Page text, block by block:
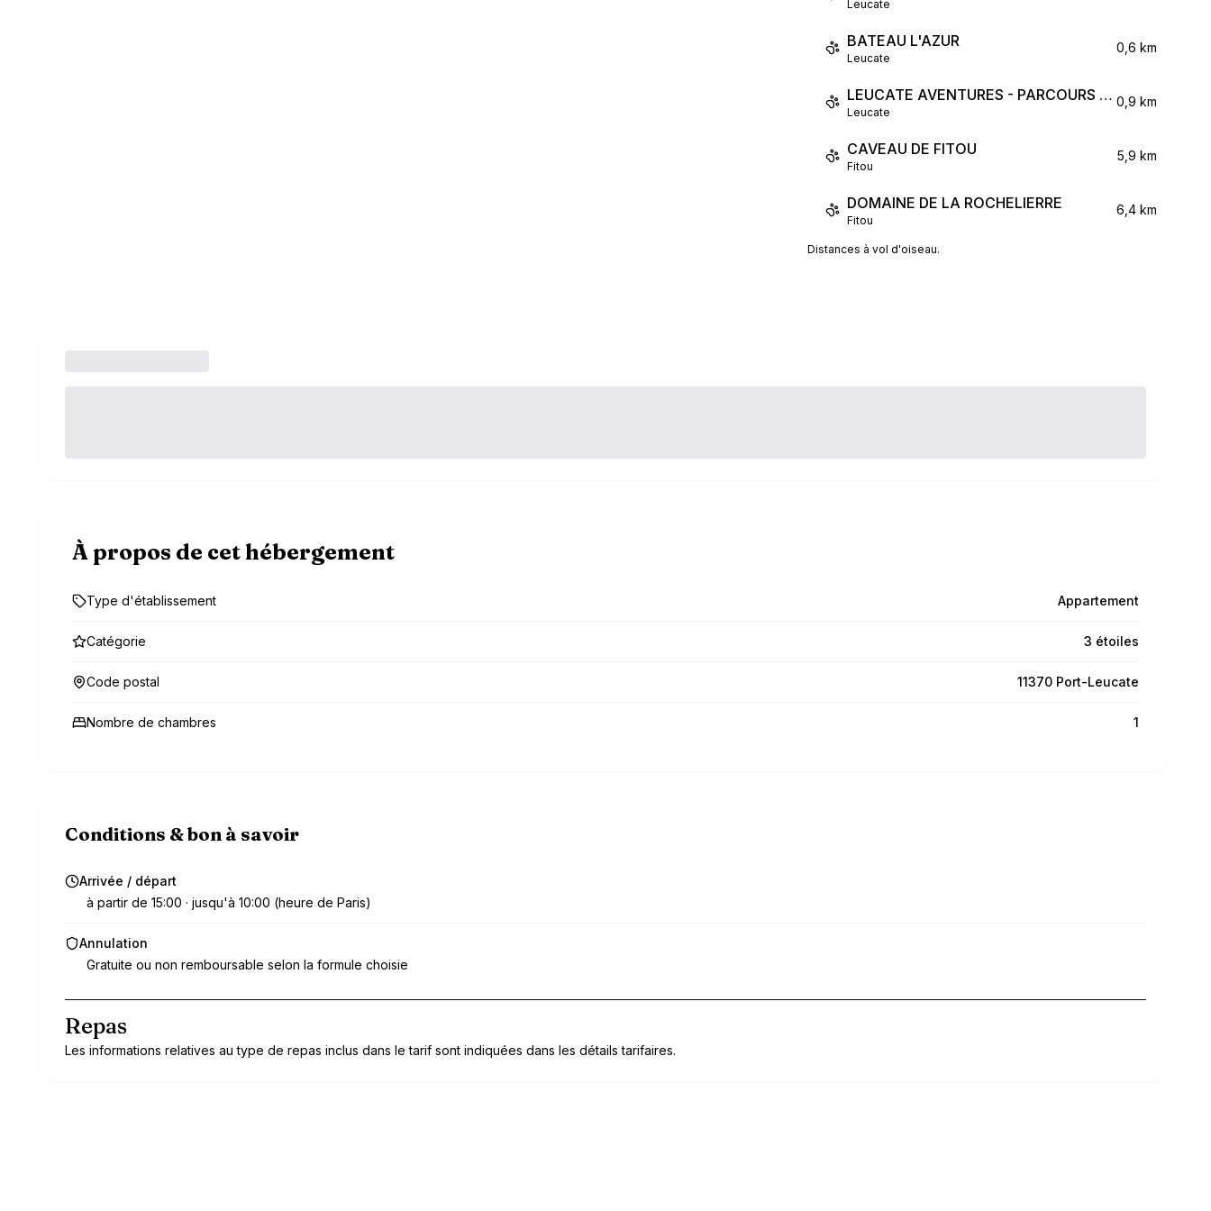
Leucate
BATEAU L'AZUR
Leucate
0,6 km
LEUCATE AVENTURES - PARCOURS ACROBATIQUE
Leucate
0,9 km
CAVEAU DE FITOU
Fitou
5,9 km
DOMAINE DE LA ROCHELIERRE
Fitou
6,4 km
Distances à vol d'oiseau.
À propos de cet hébergement
Type d'établissement Appartement
Catégorie 3 étoiles
Code postal 11370 Port-Leucate
Nombre de chambres 1
Conditions & bon à savoir
Arrivée / départ
à partir de 15:00 · jusqu'à 10:00 (heure de Paris)
Annulation
Gratuite ou non remboursable selon la formule choisie
Repas
Les informations relatives au type de repas inclus dans le tarif sont indiquées dans les détails tarifaires.